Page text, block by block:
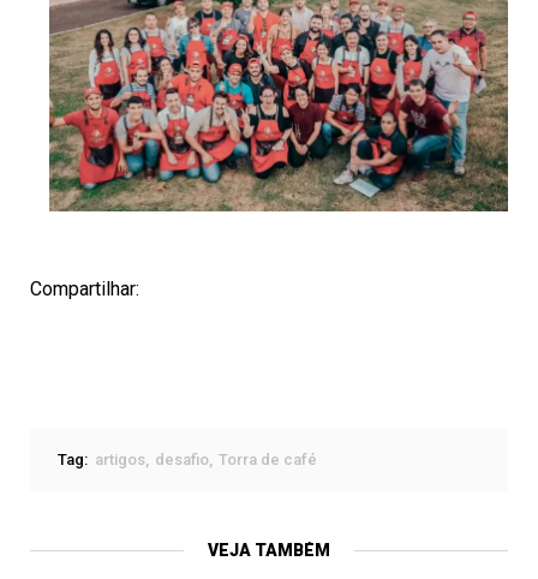
Paraná
Compartilhar:
Tag: artigos desafio Torra de café
VEJA TAMBÉM